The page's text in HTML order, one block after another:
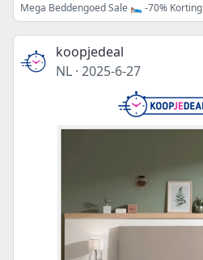
Mega Beddengoed Sale 🛌🏻 -70% Korting
koopjedeal
NL · 2025-6-27